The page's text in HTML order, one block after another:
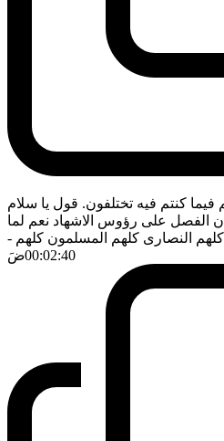
كنتم فيه تختلفون. قول يا سلام
الفصل على رؤوس الاشهاد نعم لما
كلهم النصارى كلهم المسلمون كلهم -
00:02:40ضَ